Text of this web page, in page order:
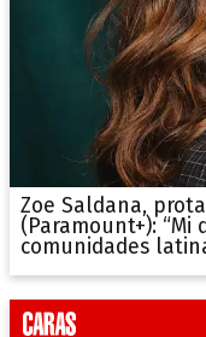
Zoe Saldana,
(Paramount+): “Mi
comunidades